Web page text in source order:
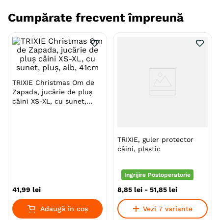
conservare naturală a produsului.
Este o hrana delicioasa si sanatoasa special dezvoltata
pentru a asigura nevoile nutritionale ale cainilor de
talie medie sau mare.
Beneficii:
(alac și ovăz), aceasta reteta a fost conceputa
științific pentru natura carnivoră a cainelui
Previne obezitatea și diabetul datorită indicelui
Conține doar antioxidanți naturali si extracte
bogate în tocoferoli, care permit o conservare
Cumpărate frecvent împreună
TRIXIE Christmas Om de
Zapada, jucărie de pluș
câini XS-XL, cu sunet,
41,99 lei
Adaugă în coș
TRIXIE, guler protector
câini, plastic
Ingrijire Postoperatorie
8,85 lei - 51,85 lei
Vezi 7 variante